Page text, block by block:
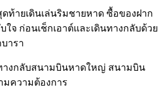
ดท้ายเดินเล่นริมชายหาด ซื้อของฝาก
จ ก่อนเช็กเอาต์และเดินทางกลับด้วย
ารา
างกลับสนามบินหาดใหญ่ สนามบิน
มความต้องการ